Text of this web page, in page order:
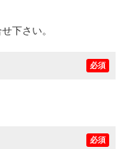
下さい。
必須
必須